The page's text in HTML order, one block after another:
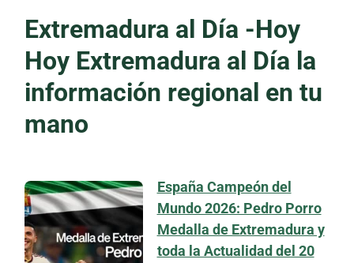
Extremadura al Día -Hoy
Hoy Extremadura al Día la
información regional en tu
mano
España Campeón del
Mundo 2026: Pedro Porro
Medalla de Extremadura y
toda la Actualidad del 20